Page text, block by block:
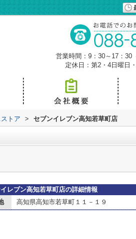
営業時間：9：30～17：30
定休日：第2・4日曜日
トア > セブンイレブン高知若草町店
レブン高知若草町店の詳細情報
高知県高知市若草町１１－１９